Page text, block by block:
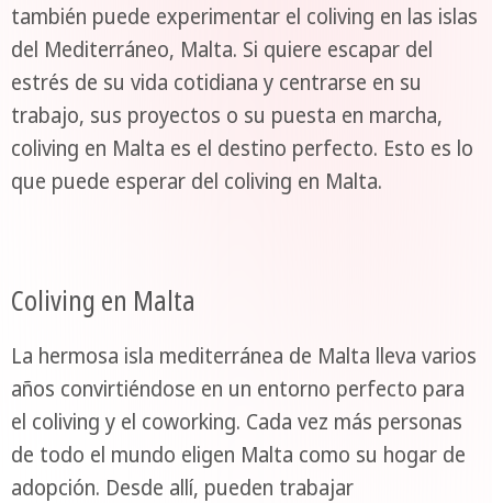
también puede experimentar el coliving en las islas
del Mediterráneo, Malta. Si quiere escapar del
estrés de su vida cotidiana y centrarse en su
trabajo, sus proyectos o su puesta en marcha,
coliving en Malta es el destino perfecto. Esto es lo
que puede esperar del coliving en Malta.
Coliving en Malta
La hermosa isla mediterránea de Malta lleva varios
años convirtiéndose en un entorno perfecto para
el coliving y el coworking. Cada vez más personas
de todo el mundo eligen Malta como su hogar de
adopción. Desde allí, pueden trabajar